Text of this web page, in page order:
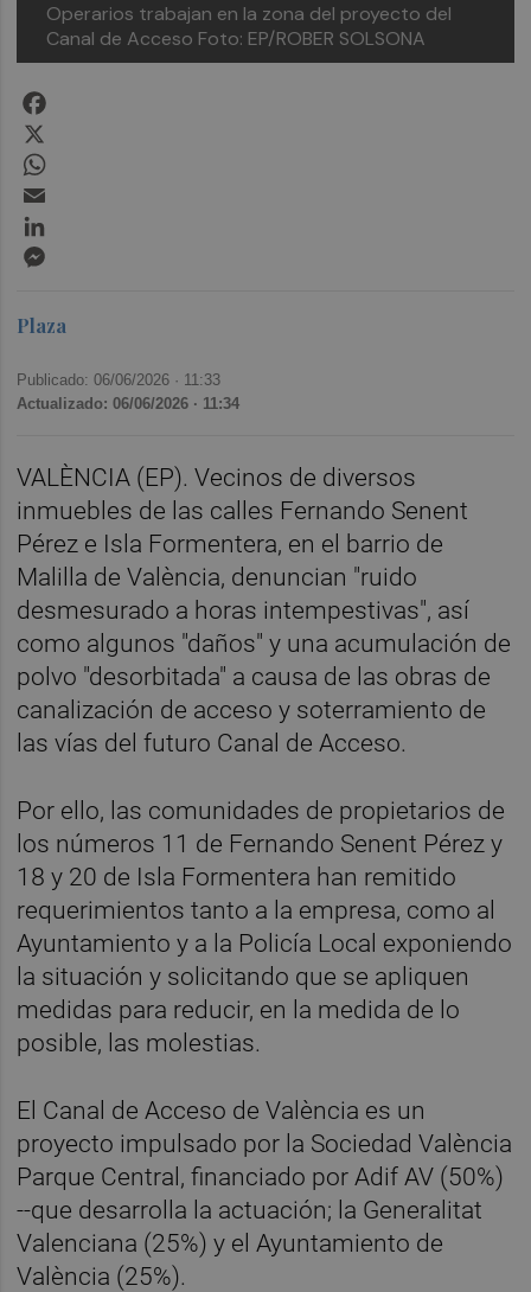
Operarios trabajan en la zona del proyecto del
Canal de Acceso Foto: EP/ROBER SOLSONA
Plaza
Publicado: 06/06/2026 · 11:33
Actualizado: 06/06/2026 · 11:34
VALÈNCIA (EP). Vecinos de diversos
inmuebles de las calles Fernando Senent
Pérez e Isla Formentera, en el barrio de
Malilla de València, denuncian "ruido
desmesurado a horas intempestivas", así
como algunos "daños" y una acumulación de
polvo "desorbitada" a causa de las obras de
canalización de acceso y soterramiento de
las vías del futuro Canal de Acceso.
Por ello, las comunidades de propietarios de
los números 11 de Fernando Senent Pérez y
18 y 20 de Isla Formentera han remitido
requerimientos tanto a la empresa, como al
Ayuntamiento y a la Policía Local exponiendo
la situación y solicitando que se apliquen
medidas para reducir, en la medida de lo
posible, las molestias.
El Canal de Acceso de València es un
proyecto impulsado por la Sociedad València
Parque Central, financiado por Adif AV (50%)
--que desarrolla la actuación; la Generalitat
Valenciana (25%) y el Ayuntamiento de
València (25%).